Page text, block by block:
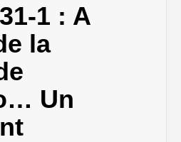
1 : A
la
Un